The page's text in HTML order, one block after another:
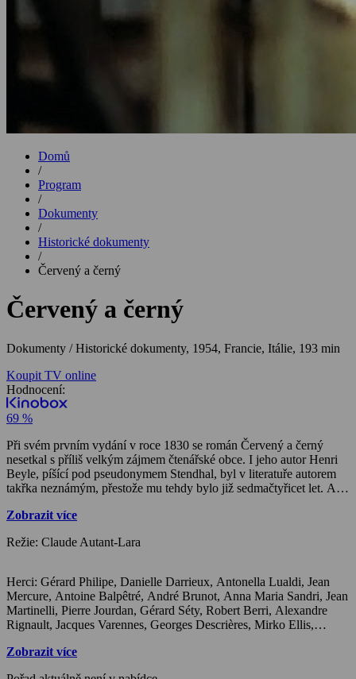
Domů
/
Program
/
Dokumenty
/
Historické dokumenty
/
Červený a černý
Červený a černý
Dokumenty / Historické dokumenty, 1954, Francie, Itálie, 193 min
Koupit TV online
Hodnocení:
69 %
Při svém prvním vydání v roce 1830 se román Červený a černý
nesetkal s příliš velkým zájmem čtenářské obce. I jeho autor Henri
Beyle, píšící pod pseudonymem Stendhal, byl v literatuře autorem
takřka neznámým, přestože mu tehdy bylo již sedmačtyřicet let. A
stěžejním výtvorům francouzského románového umění XIX. století.
portrét svého současníka. Dodnes je ostatně málo známa skutečnost,
Jistý mladý muž Berthe se pokusil zavraždit ženu, v jejíž rodině byl
kdysi vychovatelem.
Filmové zpracování režiséra Clauda Autanta-Lary, patří nepochybně
mezi nejznámější adaptace tohoto románu. Svůj podíl na tom má
herecké obsazení: po boku Gérarda Philipa si roli paní de Rénal
zahrála Danielle Darrieuxová.
Zobrazit více
Režie: Claude Autant-Lara
Herci: Gérard Philipe, Danielle Darrieux, Antonella Lualdi, Jean
Mercure, Antoine Balpêtré, André Brunot, Anna Maria Sandri, Jean
Martinelli, Pierre Jourdan, Gérard Séty, Robert Berri, Alexandre
Rignault, Jacques Varennes, Georges Descrières, Mirko Ellis,
Patorni, Jean Sylvain, Georges Wilson, Albert Michel, Thomy
Zobrazit více